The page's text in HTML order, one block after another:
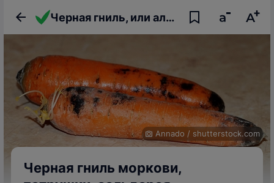
Черная гниль, или альтернариоз моркови, петрушки, сельдерея
Annado / shutterstock.com
Черная гниль моркови,